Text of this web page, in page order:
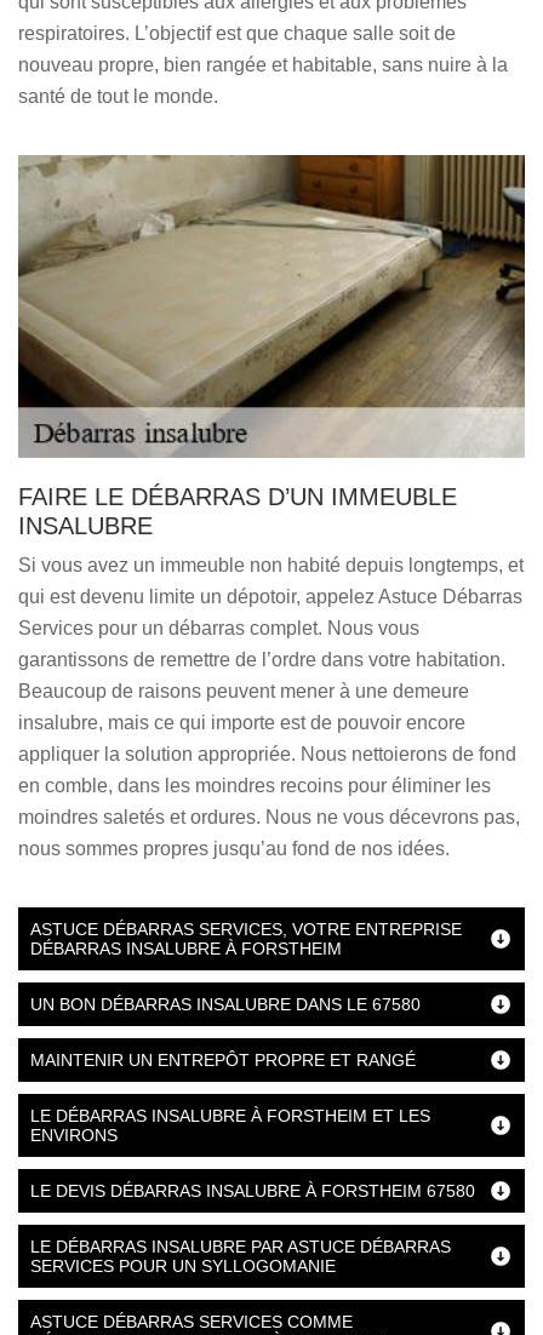
respiratoires. L’objectif est que chaque salle soit de
nouveau propre, bien rangée et habitable, sans nuire à la
santé de tout le monde.
FAIRE LE DÉBARRAS D’UN IMMEUBLE
INSALUBRE
Si vous avez un immeuble non habité depuis longtemps, et
qui est devenu limite un dépotoir, appelez Astuce Débarras
Services pour un débarras complet. Nous vous
garantissons de remettre de l’ordre dans votre habitation.
Beaucoup de raisons peuvent mener à une demeure
insalubre, mais ce qui importe est de pouvoir encore
appliquer la solution appropriée. Nous nettoierons de fond
en comble, dans les moindres recoins pour éliminer les
moindres saletés et ordures. Nous ne vous décevrons pas,
nous sommes propres jusqu’au fond de nos idées.
ASTUCE DÉBARRAS SERVICES, VOTRE ENTREPRISE
DÉBARRAS INSALUBRE À FORSTHEIM
UN BON DÉBARRAS INSALUBRE DANS LE 67580
MAINTENIR UN ENTREPÔT PROPRE ET RANGÉ
LE DÉBARRAS INSALUBRE À FORSTHEIM ET LES
ENVIRONS
LE DEVIS DÉBARRAS INSALUBRE À FORSTHEIM 67580
LE DÉBARRAS INSALUBRE PAR ASTUCE DÉBARRAS
SERVICES POUR UN SYLLOGOMANIE
ASTUCE DÉBARRAS SERVICES COMME